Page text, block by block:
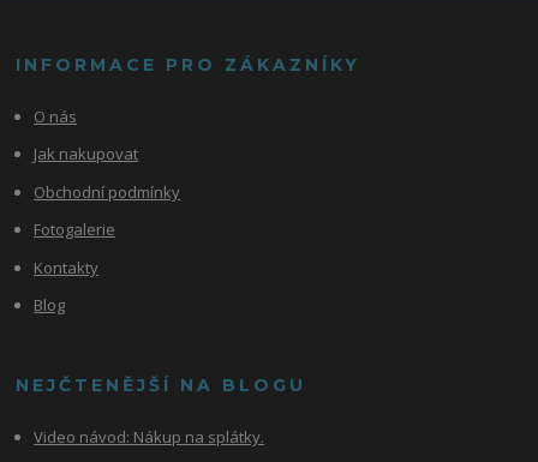
INFORMACE PRO ZÁKAZNÍKY
O nás
Jak nakupovat
Obchodní podmínky
Fotogalerie
Kontakty
Blog
NEJČTENĚJŠÍ NA BLOGU
Video návod: Nákup na splátky.